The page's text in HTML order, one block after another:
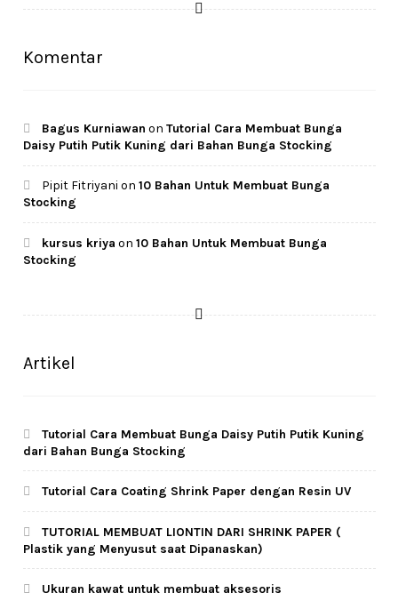
Komentar
Bagus Kurniawan onTutorial Cara Membuat Bunga
Daisy Putih Putik Kuning dari Bahan Bunga Stocking
Pipit Fitriyani on10 Bahan Untuk Membuat Bunga
Stocking
kursus kriya on10 Bahan Untuk Membuat Bunga
Stocking
Artikel
Tutorial Cara Membuat Bunga Daisy Putih Putik Kuning
dari Bahan Bunga Stocking
Tutorial Cara Coating Shrink Paper dengan Resin UV
TUTORIAL MEMBUAT LIONTIN DARI SHRINK PAPER (
Plastik yang Menyusut saat Dipanaskan)
Ukuran kawat untuk membuat aksesoris